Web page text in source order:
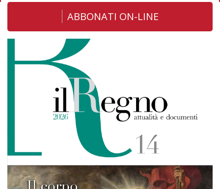
ABBONATI ON-LINE